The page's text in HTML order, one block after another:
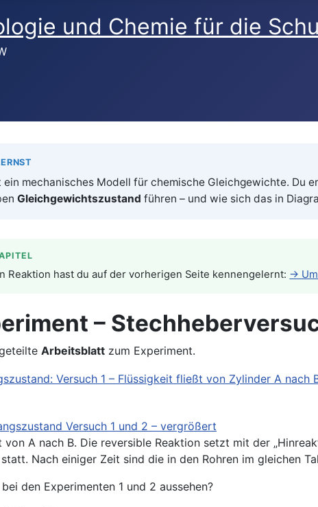
ein mechanisches Modell für chemische Gleichgewichte. Du
Gleichgewichtszustand führen – und wie sich das in
Reaktion hast du auf der vorherigen Seite kennengelernt: →
–
Arbeitsblatt zum Experiment.
von A nach B. Die reversible Reaktion setzt mit der
Nach einiger Zeit sind die in den Rohren im gleichen
den Experimenten 1 und 2 aussehen?